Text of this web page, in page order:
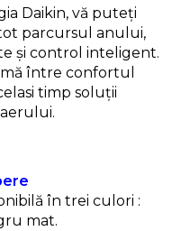
Daikin, vă puteți
parcursul anului,
și control inteligent.
între confortul
timp soluții
în trei culori :
mat.